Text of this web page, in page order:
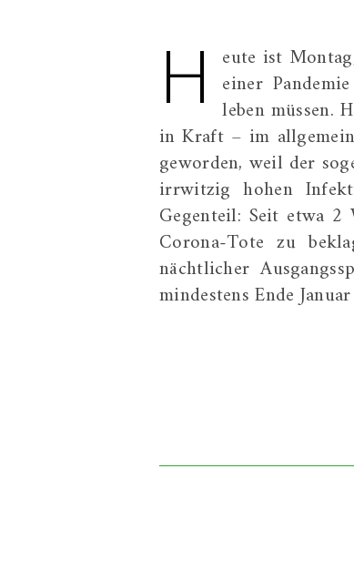
H eute ist
einer
leben müssen.
in Kraft – im
geworden, weil der
irrwitzig hohen
Gegenteil: Seit etwa
Corona-Tote zu
nächtlicher
mindestens Ende